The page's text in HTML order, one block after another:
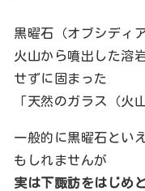
黒曜石（オブシディ
火山から噴出した溶
せずに固まった
「天然のガラス（火
一般的に黒曜石とい
もしれませんが
実は下諏訪をはじめ